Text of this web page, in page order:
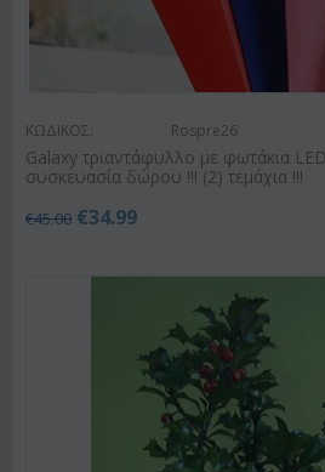
ΚΩΔΙΚΟΣ: Rospre26
Galaxy τριαντάφυλλο με φωτάκια
συσκευασία δώρου !!! (2) τεμάχια !!!
€45.00 €34.99